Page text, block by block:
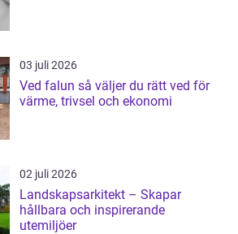
03 juli 2026
Ved falun så väljer du rätt ved för
värme, trivsel och ekonomi
02 juli 2026
Landskapsarkitekt – Skapar
hållbara och inspirerande
utemiljöer